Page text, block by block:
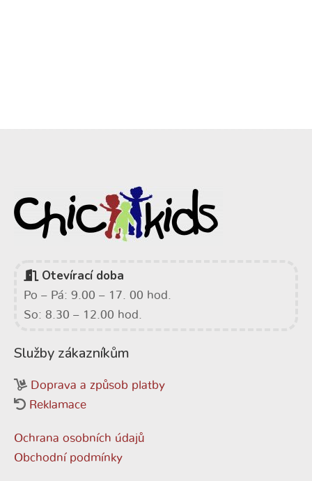
Otevírací doba
Po – Pá: 9.00 – 17. 00 hod.
So: 8.30 – 12.00 hod.
Služby zákazníkům
Doprava a způsob platby
Reklamace
Ochrana osobních údajů
Obchodní podmínky